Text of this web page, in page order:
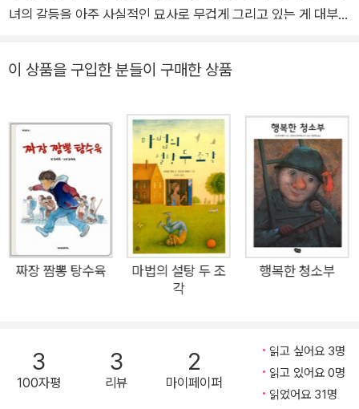
녀의 갈등을 아주 사실적인 묘사로 무겁게 그리고 있는 게 대부분
어린 남매가 자신들의 눈높이로 바라보는 부모의 사소한 말다툼
아니라, 아이들의 시선에서 바라보며 아이들의 심리를 잘 반영하
고 있다. 서로를 아끼는 마음이 지극한 두 남매는 엄마 아빠의 싸
움을 옆에서 조마조마하게 지켜보며 내내 불안해하지만, 막상 부
모가 일방적으로 이혼 사실을 통보하다시피하자 당당히 부모로
부터의 독립을 선언한다. 이처럼 남매의 적극적인 사고와 행동은
통쾌할 정도로 아이들의 입장을 잘 대변해 주며, 어른들에겐 신선
한 충격을 안겨 준다. 이 동화는 끝까지 막힘없이 쉽게 읽히지만,
이혼이 사회적 문제로 자리 잡은 이때에 이 동화가 시사하는 바는
생 제자의 일기장이었다. 일기장에는 ‘부모님이 헤어지면 형과 나
는 어떻게 살아야 하나?’ 하는 내용으로 가득 차 있었다. 간밤에
이 상품을 구입한 분들이 구매한 상품
짜장 짬뽕 탕수육
마법의 설탕 두 조
각
행복한 청소부
3
100자평
3
리뷰
2
마이페이퍼
읽고 싶어요 3명
읽고 있어요 0명
읽었어요 31명